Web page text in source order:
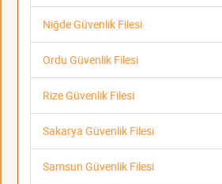
Niğde Güvenlik Filesi
Ordu Güvenlik Filesi
Rize Güvenlik Filesi
Sakarya Güvenlik Filesi
Samsun Güvenlik Filesi